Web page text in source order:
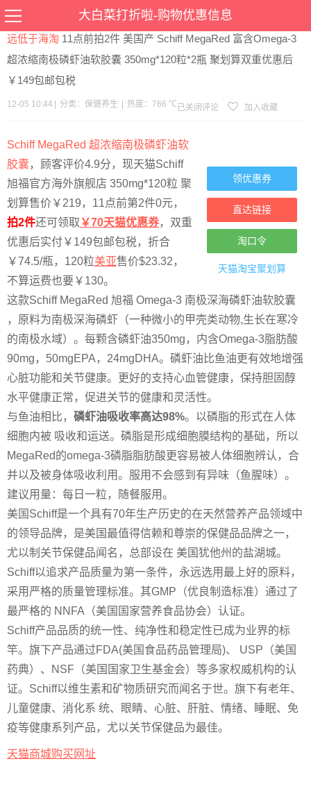
大白菜打折啦-购物优惠信息
当前位置： 优惠>保健养生>文章详情
远低于海淘 11点前拍2件 美国产 Schiff MegaRed 富含Omega-3
超浓缩南极磷虾油软胶囊 350mg*120粒*2瓶 聚划算双重优惠后
￥149包邮包税
12-05 10:44 分类： 保健养生 热度：766 ℃ 已关闭评论 加入收藏
领优惠券
直达链接
淘口令
天猫淘宝聚划算
Schiff MegaRed 超浓缩南极磷虾油软
胶囊 ，顾客评价4.9分，现天猫Schiff
旭福官方海外旗舰店 350mg*120粒 聚
划算售价￥219，11点前第2件0元，
拍2件还可领取 ￥70天猫优惠券，双重
优惠后实付￥149包邮包税，折合
￥74.5/瓶，120粒美亚售价$23.32，
不算运费也要￥130。
这款Schiff MegaRed 旭福 Omega-3 南极深海磷虾油软胶囊
， 原料为南极深海磷虾（一种微小的甲壳类动物,生长在寒冷
的南极水域）。每颗含磷虾油350mg，内含Omega-3脂肪酸
90mg，50mgEPA，24mgDHA。磷虾油比鱼油更有效地增强
心脏功能和关节健康。更好的支持心血管健康，保持胆固醇
水平健康正常，促进关节的健康和灵活性。
与鱼油相比， 磷虾油吸收率高达98%。以磷脂的形式在人体
细胞内被 吸收和运送。磷脂是形成细胞膜结构的基础，所以
MegaRed的omega-3磷脂脂肪酸更容易被人体细胞辨认，合
并以及被身体吸收利用。服用不会感到有异味（鱼腥味）。
建议用量：每日一粒，随餐服用。
美国Schiff是一个具有70年生产历史的在天然营养产品领域中
的领导品牌，是美国最值得信赖和尊崇的保健品品牌之一，
尤以制关节保健品闻名，总部设在 美国犹他州的盐湖城。
Schiff以追求产品质量为第一条件，永远选用最上好的原料，
采用严格的质量管理标准。其GMP（优良制造标准）通过了
最严格的 NNFA（美国国家营养食品协会）认证。
Schiff产品品质的统一性、纯净性和稳定性已成为业界的标
竿。旗下产品通过FDA(美国食品药品管理局)、 USP（美国
药典）、NSF（美国国家卫生基金会）等多家权威机构的认
证。Schiff以维生素和矿物质研究而闻名于世。旗下有老年、
儿童健康、消化系 统、眼睛、心脏、肝脏、情绪、睡眠、免
疫等健康系列产品，尤以关节保健品为最佳。
天猫商城购买网址